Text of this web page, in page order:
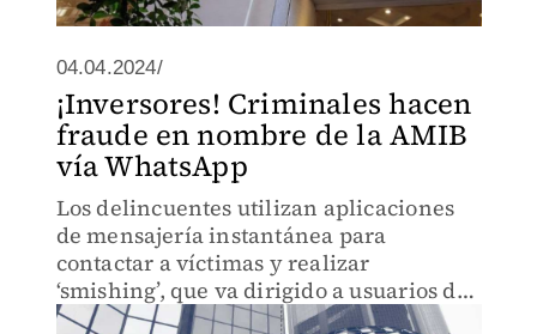
04.04.2024/
¡Inversores! Criminales hacen
fraude en nombre de la AMIB
vía WhatsApp
Los delincuentes utilizan aplicaciones
de mensajería instantánea para
contactar a víctimas y realizar
‘smishing’, que va dirigido a usuarios de
telefonía móvil.